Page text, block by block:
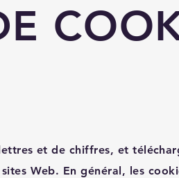
et de chiffres, et
Web. En général, les